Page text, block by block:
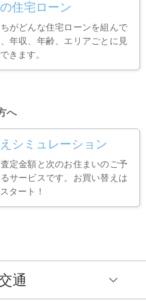
住宅ローン
がどんな住宅ローンを組んで
年収、年齢、エリアごとに見
きます。
へ
シミュレーション
定金額と次のお住まいのご予
サービスです。お買い替えは
タート！
通